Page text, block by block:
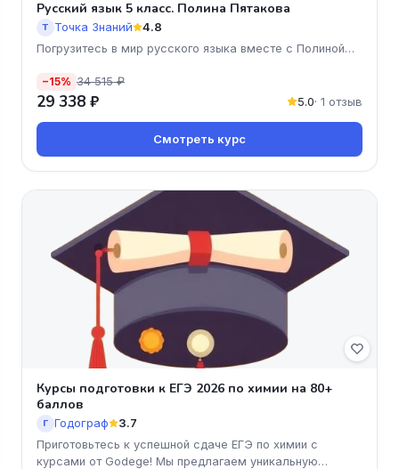
Русский язык 5 класс. Полина Пятакова
Т Точка Знаний 4.8
Погрузитесь в мир русского языка вместе с Полиной
−15% 34 515 ₽
29 338 ₽ 5.0· 1 отзыв
Смотреть курс
Курсы подготовки к ЕГЭ 2026 по химии на 80+
баллов
Г Годограф 3.7
Приготовьтесь к успешной сдаче ЕГЭ по химии с
курсами от Godege! Мы предлагаем уникальную